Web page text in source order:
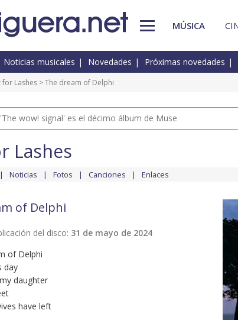
MÚSICA
Noticias musicales Novedades Próximas novedades
for Lashes > The dream of Delphi
'The wow! signal' es el décimo álbum de Muse
Lashes
Noticias Fotos Canciones Enlaces
of Delphi
del disco: 31 de mayo de 2024
of Delphi
day
daughter
have left